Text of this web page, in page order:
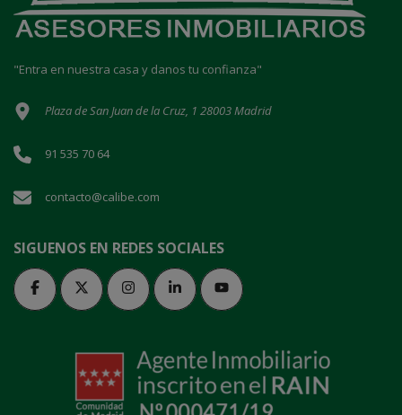
"Entra en nuestra casa y danos tu confianza"
Plaza de San Juan de la Cruz, 1 28003 Madrid
91 535 70 64
contacto@calibe.com
SIGUENOS EN REDES SOCIALES